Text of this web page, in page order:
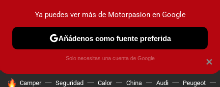
PRUEBAS COCHES ELÉCTRICOS OBSERVATORIO
HOY SE HABLA DE
Camper Seguridad Calor China Audi Peugeot
×
Ya puedes ver más de Motorpasion en Google
Añádenos como fuente preferida
Solo necesitas una cuenta de Google